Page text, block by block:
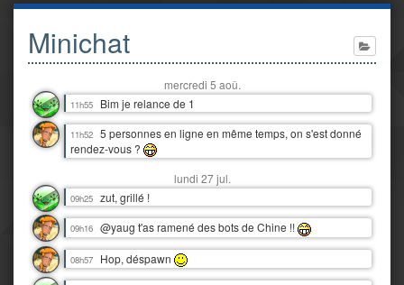
Minichat
mercredi 5 aoû.
11h55 Bim je relance de 1
11h52 5 personnes en ligne en même temps, on s'est donné
rendez-vous ?
lundi 27 jul.
09h25 zut, grillé !
09h16 @yaug t'as ramené des bots de Chine !!
08h57 Hop, déspawn